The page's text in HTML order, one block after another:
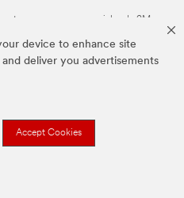
device to enhance site
deliver you advertisements
Accept Cookies
son marcas comerciales de 3M.